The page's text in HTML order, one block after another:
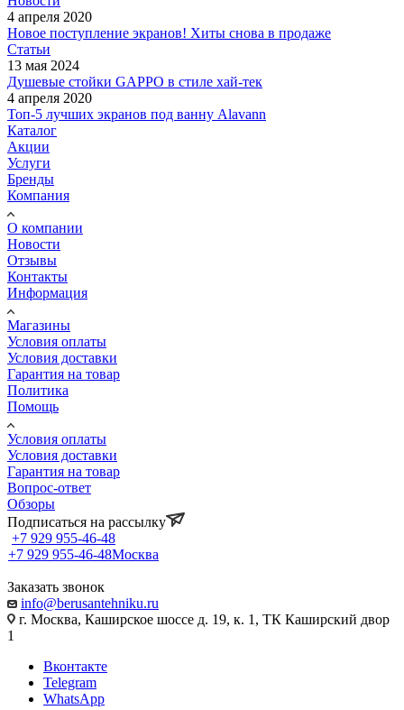
4 апреля 2020
Новое поступление экранов! Хиты снова в продаже
Статьи
13 мая 2024
Душевые стойки GAPPO в стиле хай-тек
4 апреля 2020
Топ-5 лучших экранов под ванну Alavann
Каталог
Акции
Услуги
Бренды
Компания
О компании
Новости
Отзывы
Контакты
Информация
Магазины
Условия оплаты
Условия доставки
Гарантия на товар
Политика
Помощь
Условия оплаты
Условия доставки
Гарантия на товар
Вопрос-ответ
Обзоры
Подписаться на рассылку
+7 929 955-46-48
+7 929 955-46-48Москва
Заказать звонок
info@berusantehniku.ru
г. Москва, Каширское шоссе д. 19, к. 1, ТК Каширский двор
1
Вконтакте
Telegram
WhatsApp